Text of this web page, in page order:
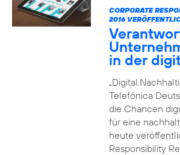
CORPORATE
2016
in der
Telefónica
die Chancen
für eine
heute
Responsibility